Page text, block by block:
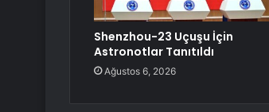
Shenzhou-23 Uçuşu İçin
Astronotlar Tanıtıldı
Ağustos 6, 2026